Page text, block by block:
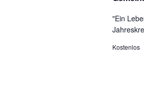
"Ein
Kostenlos